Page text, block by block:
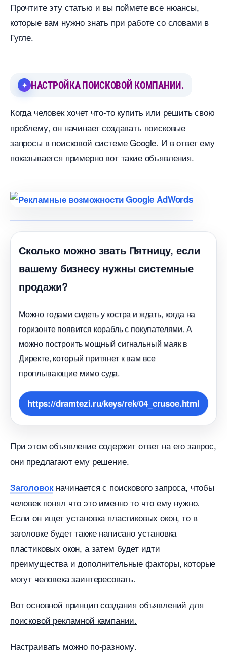
Прочтите эту статью и вы поймете все нюансы,
которые вам нужно знать при работе со словами
Гугле.
НАСТРОЙКА ПОИСКОВОЙ КОМПАНИИ.
Когда человек хочет что-то купить или решить свою
проблему, он начинает создавать поисковые
запросы в поисковой системе Google. И в ответ ему
показывается примерно вот такие объявления.
Сколько можно звать Пятницу, если
ашему бизнесу нужны системные
продажи?
Можно годами сидеть у костра и ждать, когда на
оризонте появится корабль с покупателями. А
можно построить мощный сигнальный маяк
Директе, который притянет к вам все
проплывающие мимо суда.
https://dramtezi.ru/keys/rek/04_crusoe.html
При этом объявление содержит ответ на его запрос,
они предлагают ему решение.
Заголовокначинается с поискового запроса, чтобы
человек понял что это именно то что ему нужно.
Если он ищет установка пластиковых окон, то
заголовке будет также написано установка
пластиковых окон, а затем будет идти
преимущества и дополнительные факторы, которые
могут человека заинтересовать.
от основной принцип создания объявлений для
поисковой рекламной кампании.
Настраивать можно по-разному.